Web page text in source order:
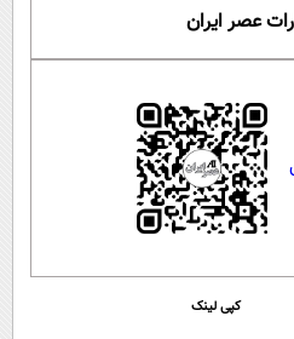
عصر ایران
کپی لینک